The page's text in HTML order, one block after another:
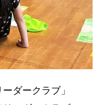
ダークラブ」